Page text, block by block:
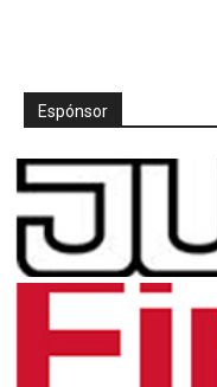
Espónsor